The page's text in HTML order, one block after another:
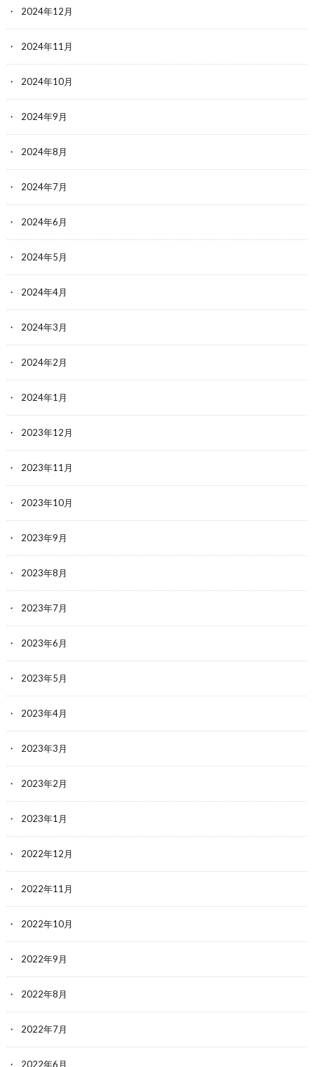
2024年12月
2024年11月
2024年10月
2024年9月
2024年8月
2024年7月
2024年6月
2024年5月
2024年4月
2024年3月
2024年2月
2024年1月
2023年12月
2023年11月
2023年10月
2023年9月
2023年8月
2023年7月
2023年6月
2023年5月
2023年4月
2023年3月
2023年2月
2023年1月
2022年12月
2022年11月
2022年10月
2022年9月
2022年8月
2022年7月
2022年6月